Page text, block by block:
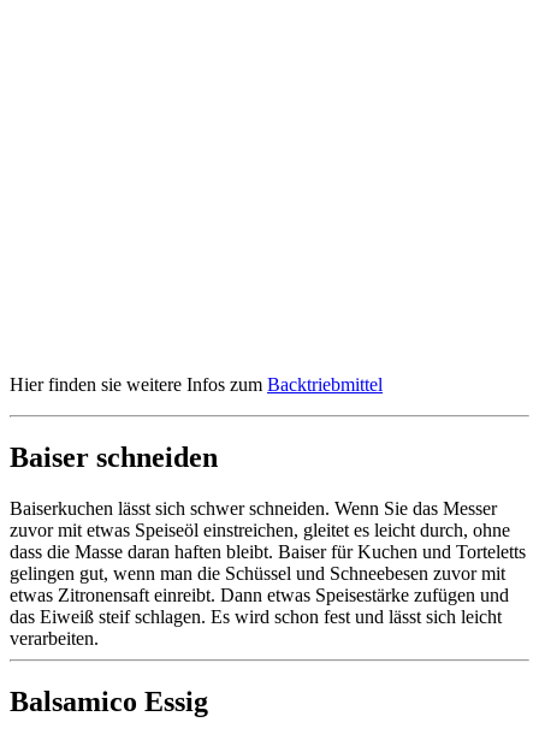
Hier finden sie weitere Infos zum Backtriebmittel
Baiser schneiden
Baiserkuchen lässt sich schwer schneiden. Wenn Sie das Messer
zuvor mit etwas Speiseöl einstreichen, gleitet es leicht durch, ohne
dass die Masse daran haften bleibt. Baiser für Kuchen und Torteletts
gelingen gut, wenn man die Schüssel und Schneebesen zuvor mit
etwas Zitronensaft einreibt. Dann etwas Speisestärke zufügen und
das Eiweiß steif schlagen. Es wird schon fest und lässt sich leicht
verarbeiten.
Balsamico Essig